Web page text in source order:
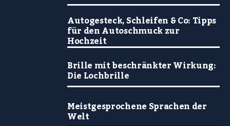
Autogesteck, Schleifen & Co: Tipps
für den Autoschmuck zur
Hochzeit
Brille mit beschränkter Wirkung:
Die Lochbrille
Meistgesprochene Sprachen der
Welt